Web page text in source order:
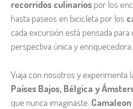
recorridos culinariospor los
hasta paseos en bicicleta por los
cada excursión está pensada
perspectiva única y enriquecedora.
Viaja con nosotros y experimenta
Países Bajos, Bélgica y
que nunca imaginaste.